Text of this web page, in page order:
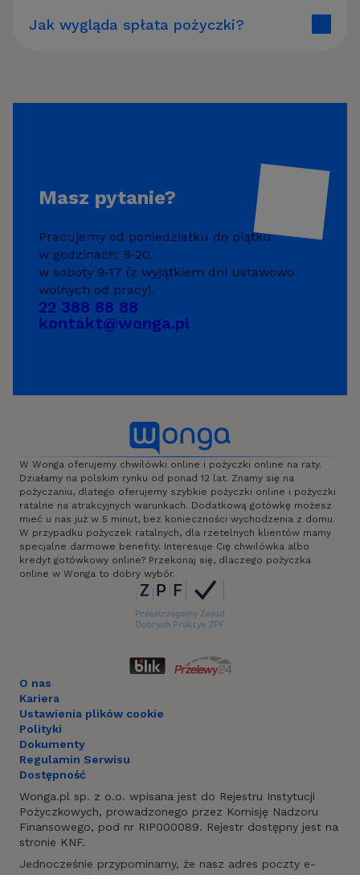
Jak wygląda spłata pożyczki?
Masz pytanie?
Pracujemy od poniedziałku do piątku
w godzinach: 8‑20,
w soboty 9‑17 (z wyjątkiem dni ustawowo
wolnych od pracy).
22 388 88 88
kontakt@wonga.pl
W Wonga oferujemy chwilówki online i pożyczki online na raty.
Działamy na polskim rynku od ponad 12 lat. Znamy się na
pożyczaniu, dlatego oferujemy szybkie pożyczki online i pożyczki
ratalne na atrakcyjnych warunkach. Dodatkową gotówkę możesz
mieć u nas już w 5 minut, bez konieczności wychodzenia z domu.
W przypadku pożyczek ratalnych, dla rzetelnych klientów mamy
specjalne darmowe benefity. Interesuje Cię chwilówka albo
kredyt gotówkowy online? Przekonaj się, dlaczego pożyczka
online w Wonga to dobry wybór.
O nas
Kariera
Ustawienia plików cookie
Polityki
Dokumenty
Regulamin Serwisu
Dostępność
Wonga.pl sp. z o.o. wpisana jest do Rejestru Instytucji
Pożyczkowych, prowadzonego przez Komisję Nadzoru
Finansowego, pod nr RIP000089. Rejestr dostępny jest na
stronie KNF.
Jednocześnie przypominamy, że nasz adres poczty e-